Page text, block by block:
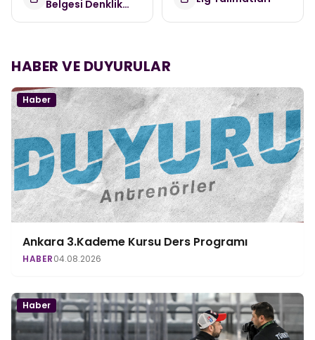
Belgesi Denklik
HABER VE DUYURULAR
Haber
Ankara 3.Kademe Kursu Ders Programı
HABER04.08.2026
Haber